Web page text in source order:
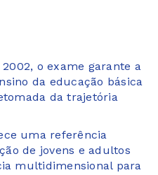
o exame garante a
da educação básica
da trajetória
uma referência
de jovens e adultos
multidimensional para